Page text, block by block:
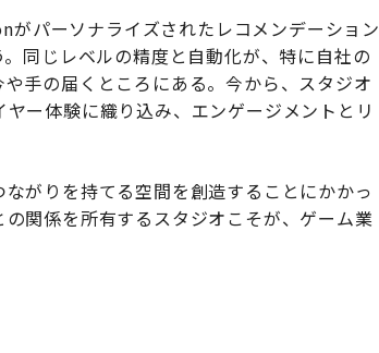
がパーソナライズされたレコメンデーション
同じレベルの精度と自動化が、特に自社の
手の届くところにある。今から、スタジオ
ー体験に織り込み、エンゲージメントとリ
がりを持てる空間を創造することにかかっ
関係を所有するスタジオこそが、ゲーム業